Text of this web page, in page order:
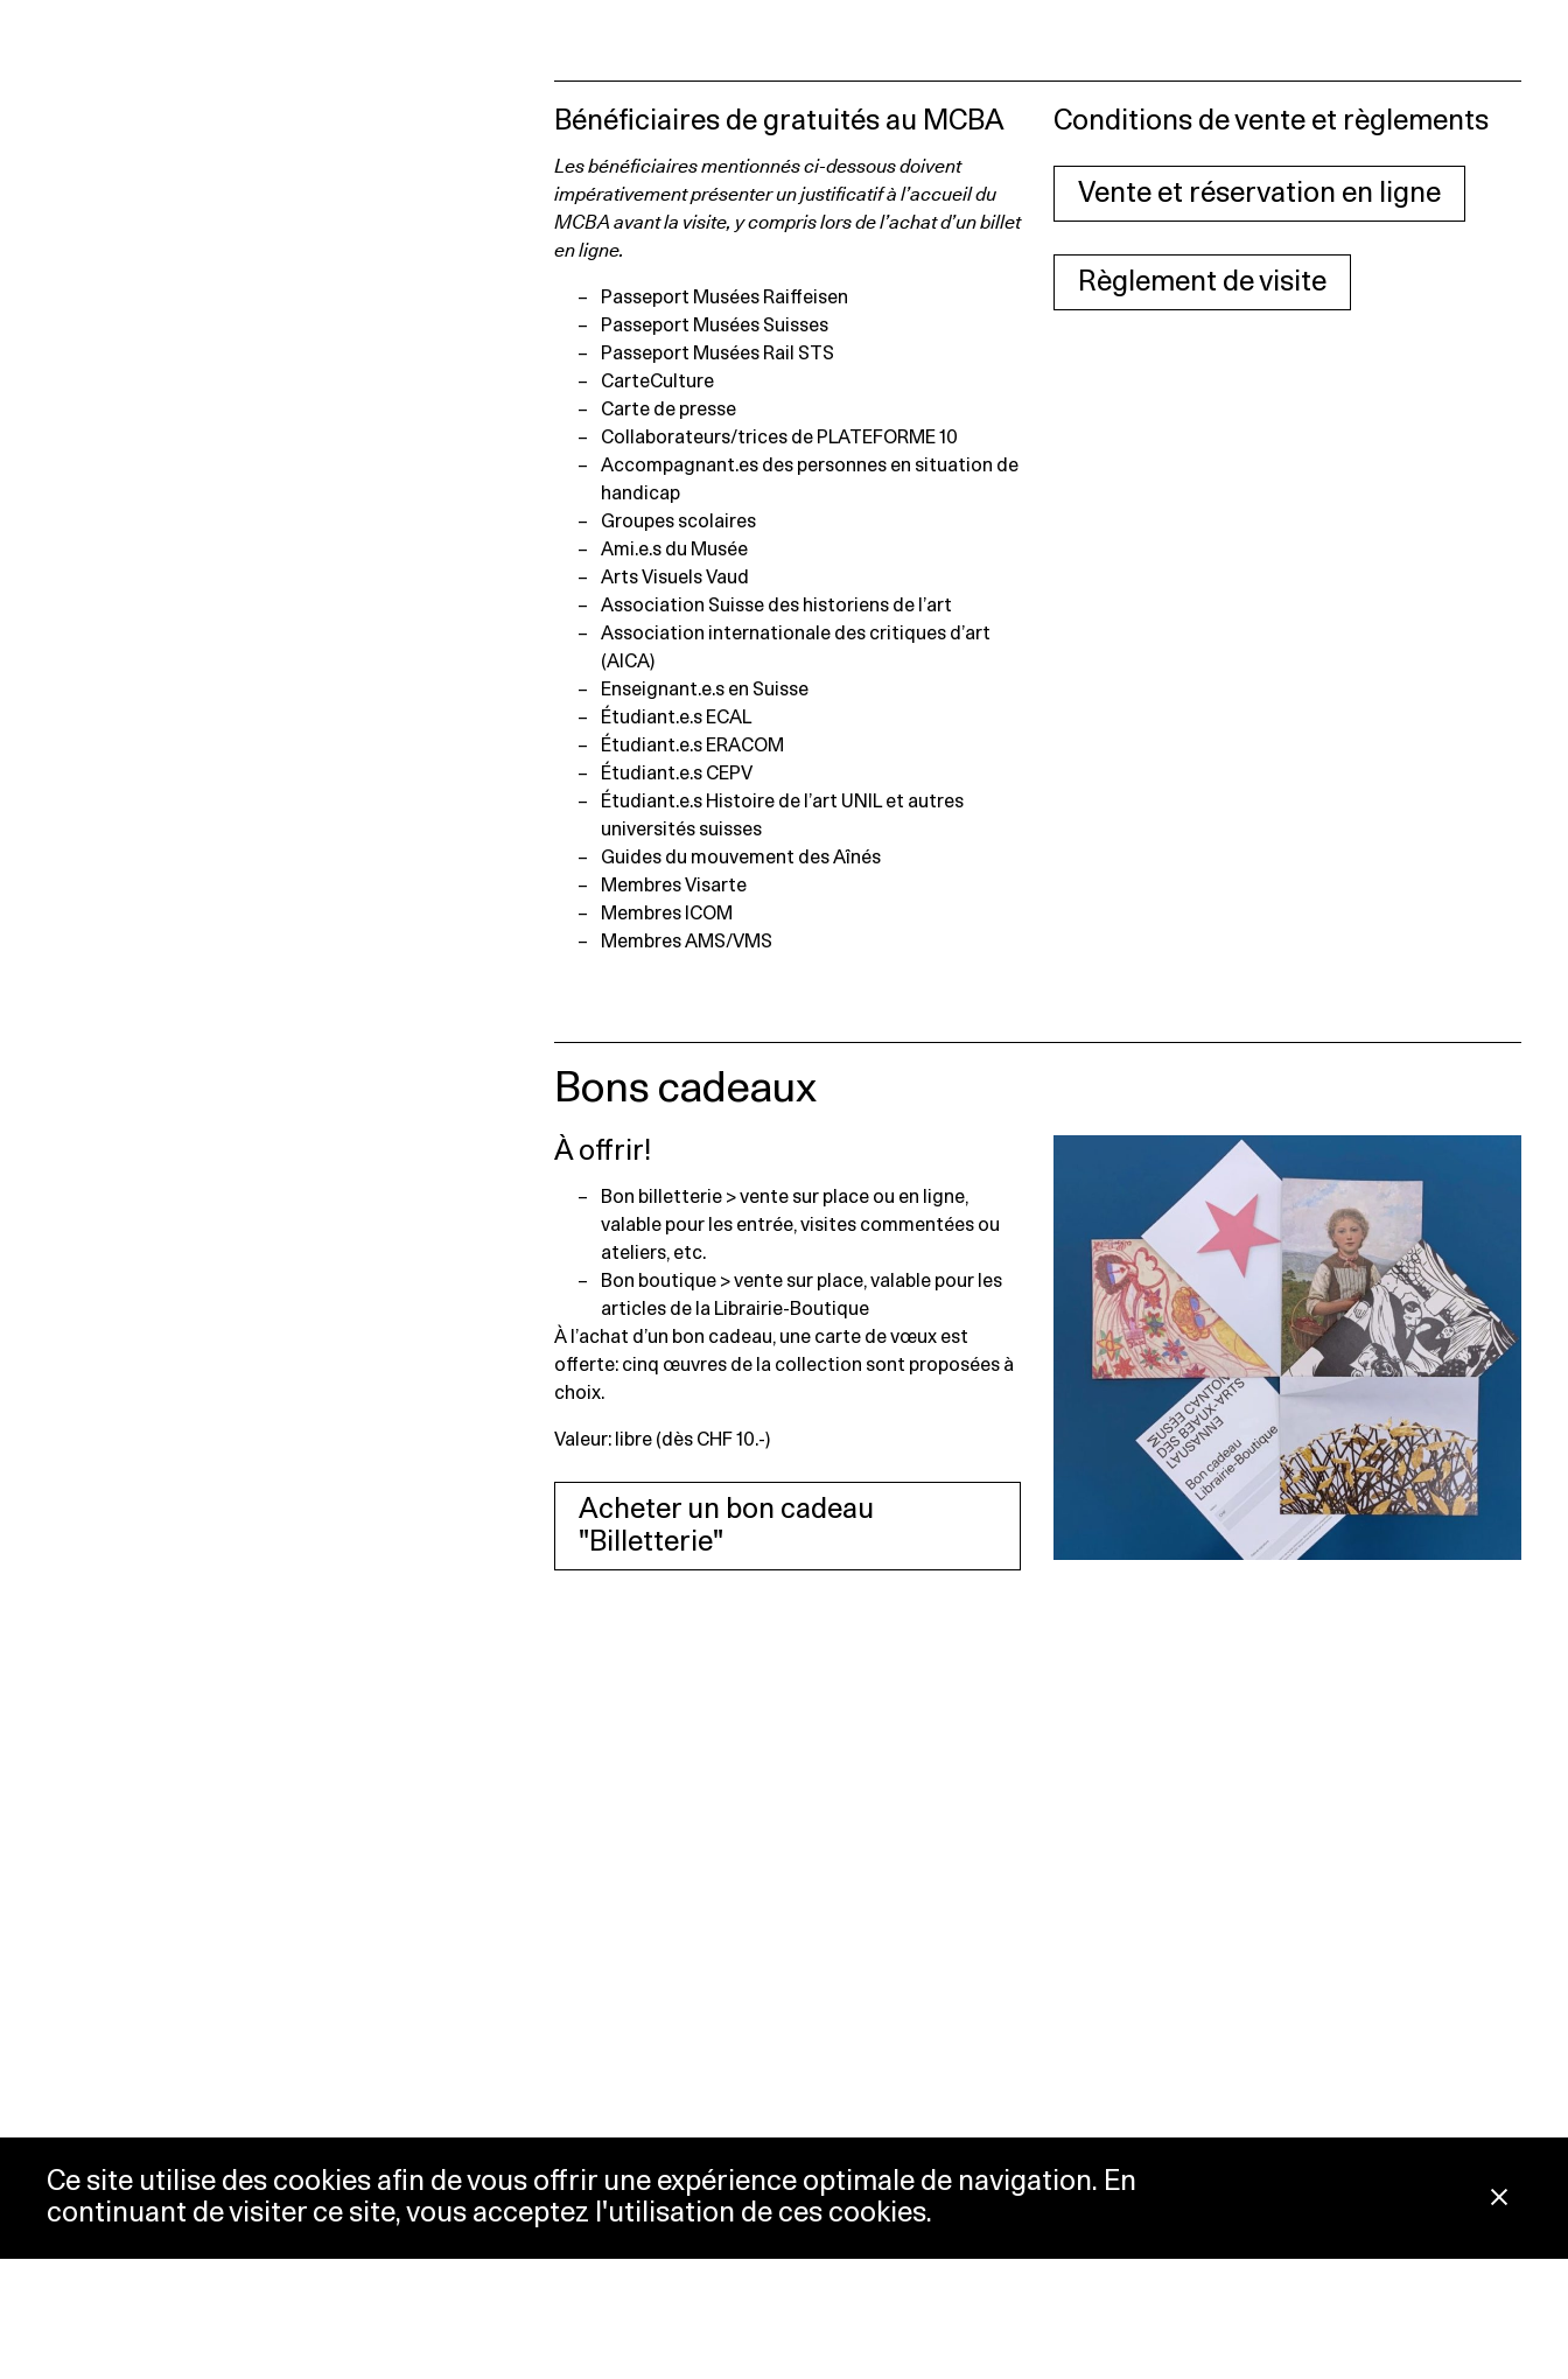
Ce site utilise des cookies afin de vous offrir une expérience optimale de navigation. En
continuant de visiter ce site, vous acceptez l'utilisation de ces cookies.
Bénéficiaires de gratuités au MCBA
Les bénéficiaires mentionnés ci-dessous doivent
impérativement présenter un justificatif à l’accueil du
MCBA avant la visite, y compris lors de l’achat d’un billet
en ligne.
Passeport Musées Raiffeisen
Passeport Musées Suisses
Passeport Musées Rail STS
CarteCulture
Carte de presse
Collaborateurs/trices de PLATEFORME 10
Accompagnant.es des personnes en situation de
handicap
Groupes scolaires
Ami.e.s du Musée
Arts Visuels Vaud
Association Suisse des historiens de l’art
Association internationale des critiques d’art
(AICA)
Enseignant.e.s en Suisse
Étudiant.e.s ECAL
Étudiant.e.s ERACOM
Étudiant.e.s CEPV
Étudiant.e.s Histoire de l’art UNIL et autres
universités suisses
Guides du mouvement des Aînés
Membres Visarte
Membres ICOM
Membres AMS/VMS
Conditions de vente et règlements
Vente et réservation en ligne
Règlement de visite
Bons cadeaux
À offrir!
Bon billetterie > vente sur place ou en ligne,
valable pour les entrée, visites commentées ou
ateliers, etc.
Bon boutique > vente sur place, valable pour les
articles de la Librairie-Boutique
À l’achat d’un bon cadeau, une carte de vœux est
offerte: cinq œuvres de la collection sont proposées à
choix.
Valeur: libre (dès CHF 10.-)
Acheter un bon cadeau
"Billetterie"